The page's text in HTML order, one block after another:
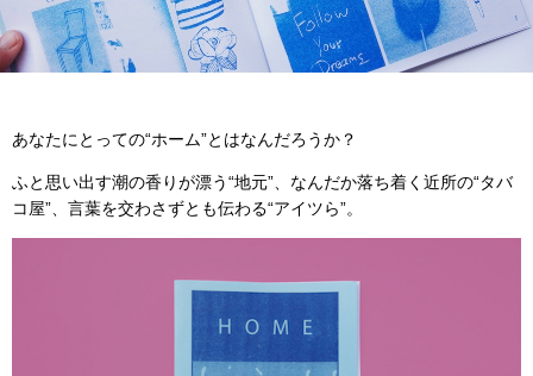
あなたにとっての“ホーム”とはなんだろうか？
ふと思い出す潮の香りが漂う“地元”、なんだか落ち着く近所の“タバ
コ屋”、言葉を交わさずとも伝わる“アイツら”。